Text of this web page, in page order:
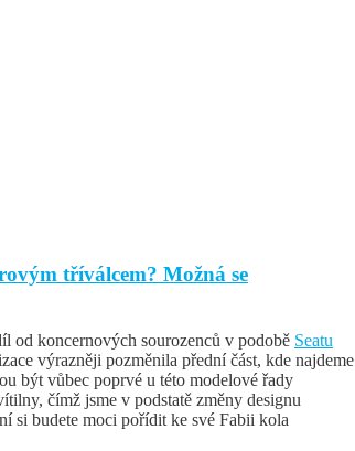
tříválcem? Možná se
od koncernových sourozenců v podobě Seatu
výrazněji pozměnila přední část, kde najdeme
být vůbec poprvé u této modelové řady
čímž jsme v podstatě změny designu
si budete moci pořídit ke své Fabii kola